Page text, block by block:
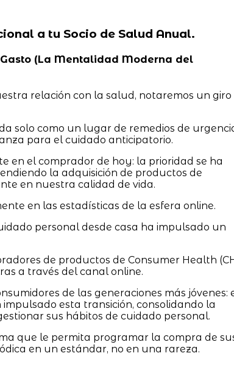
a tu Socio de Salud Anual.
Gasto (La Mentalidad Moderna del
relación con la salud, notaremos un giro
solo como un lugar de remedios de
para el cuidado anticipatorio.
en el comprador de hoy: la prioridad se ha
la adquisición de productos de
en nuestra calidad de vida.
en las estadísticas de la esfera online.
personal desde casa ha impulsado un
de productos de Consumer Health
a través del canal online.
de las generaciones más jóvenes:
esta transición, consolidando la
sus hábitos de cuidado personal.
que le permita programar la compra de
en un estándar, no en una rareza.